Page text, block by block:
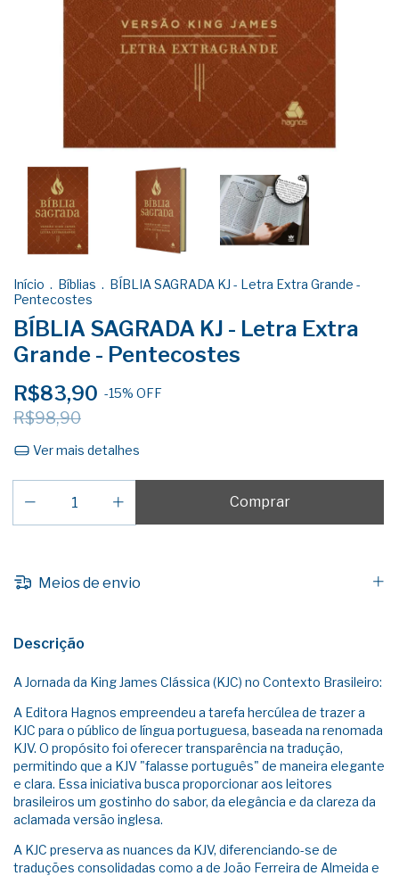
Início . Bíblias . BÍBLIA SAGRADA KJ - Letra Extra Grande -
Pentecostes
BÍBLIA SAGRADA KJ - Letra Extra
Grande - Pentecostes
R$83,90 -15% OFF
R$98,90
Ver mais detalhes
Meios de envio
Descrição
A Jornada da King James Clássica (KJC) no Contexto Brasileiro:
A Editora Hagnos empreendeu a tarefa hercúlea de trazer a
KJC para o público de língua portuguesa, baseada na renomada
KJV. O propósito foi oferecer transparência na tradução,
permitindo que a KJV "falasse português" de maneira elegante
e clara. Essa iniciativa busca proporcionar aos leitores
brasileiros um gostinho do sabor, da elegância e da clareza da
aclamada versão inglesa.
A KJC preserva as nuances da KJV, diferenciando-se de
traduções consolidadas como a de João Ferreira de Almeida e